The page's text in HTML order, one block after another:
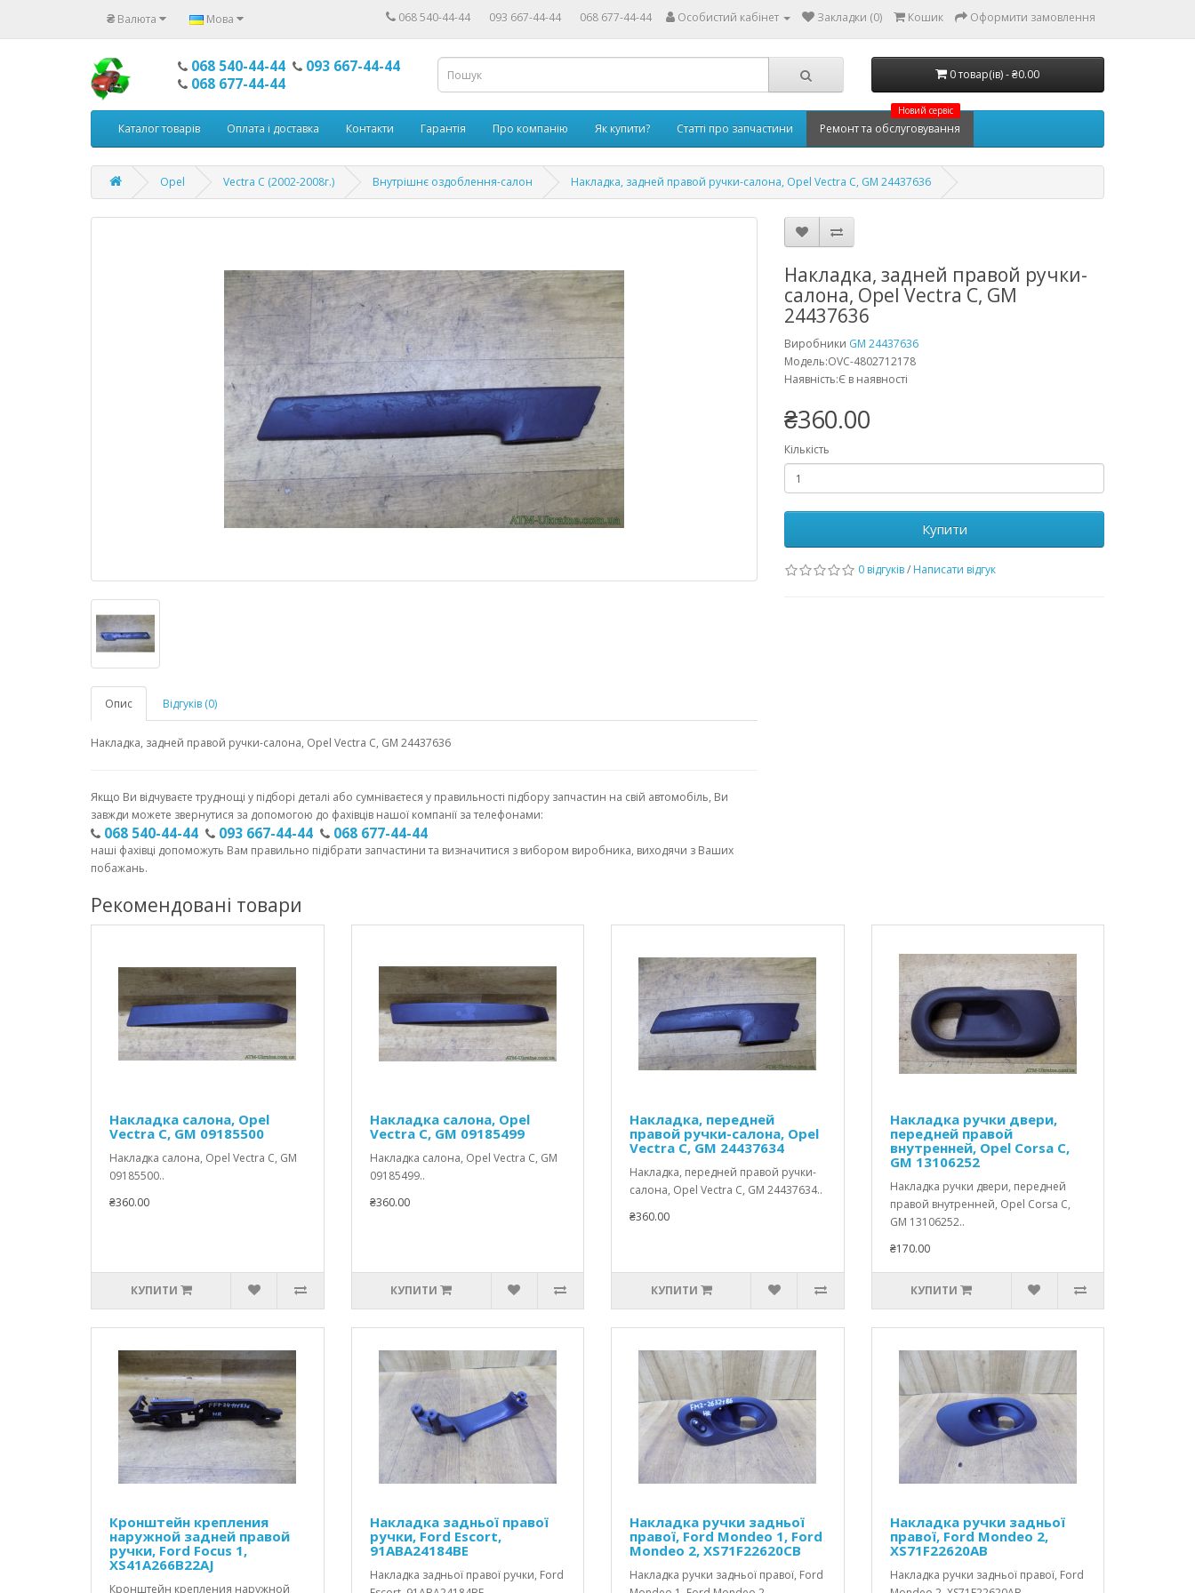
₴ Валюта Мова 068 540-44-44 093 667-44-44 068 677-44-44 Особистий кабінет Закладки (0) Кошик Оформити замовлення
068 540-44-44
093 667-44-44
068 677-44-44
0 товар(ів) - ₴0.00
Каталог товарів Оплата і доставка Контакти Гарантія Про компанію Як купити? Статті про запчастини
Новий сервіс
Ремонт та обслуговування
Opel Vectra C (2002-2008г.) Внутрішнє оздоблення-салон Накладка, задней правой ручки-салона, Opel Vectra C, GM 24437636
Опис Відгуків (0)
Накладка, задней правой ручки-салона, Opel Vectra C, GM 24437636
Якщо Ви відчуваєте труднощі у підборі деталі або сумніваєтеся у правильності підбору запчастин на свій автомобіль, Ви
завжди можете звернутися за допомогою до фахівців нашої компанії за телефонами:
068 540-44-44 093 667-44-44 068 677-44-44
наші фахівці допоможуть Вам правильно підібрати запчастини та визначитися з вибором виробника, виходячи з Ваших
побажань.
Накладка, задней правой ручки-
салона, Opel Vectra C, GM
24437636
Виробники GM 24437636
Модель:OVC-4802712178
Наявність:Є в наявності
₴360.00
Кількість
Купити
0 відгуків/ Написати відгук
Рекомендовані товари
Накладка салона, Opel
Vectra C, GM 09185500
Накладка салона, Opel Vectra C, GM
09185500..
₴360.00
КУПИТИ
Накладка салона, Opel
Vectra C, GM 09185499
Накладка салона, Opel Vectra C, GM
09185499..
₴360.00
КУПИТИ
Накладка, передней
правой ручки-салона, Opel
Vectra C, GM 24437634
Накладка, передней правой ручки-
салона, Opel Vectra C, GM 24437634..
₴360.00
КУПИТИ
Накладка ручки двери,
передней правой
внутренней, Opel Corsa C,
GM 13106252
Накладка ручки двери, передней
правой внутренней, Opel Corsa C,
GM 13106252..
₴170.00
КУПИТИ
Кронштейн крепления
наружной задней правой
ручки, Ford Focus 1,
XS41A266B22AJ
Кронштейн крепления наружной
Накладка задньої правої
ручки, Ford Escort,
91ABA24184BE
Накладка задньої правої ручки, Ford
Накладка ручки задньої
правої, Ford Mondeo 1, Ford
Mondeo 2, XS71F22620CB
Накладка ручки задньої правої, Ford
Накладка ручки задньої
правої, Ford Mondeo 2,
XS71F22620AB
Накладка ручки задньої правої, Ford